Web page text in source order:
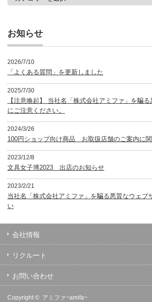
お知らせ
2026/7/10
「よくある質問」を更新しました
2025/7/30
【注意喚起】 当社名「株式会社アミファ」を騙
にご注意ください。
2024/3/26
100円ショップ向け商品 お取扱店舗のご案内に
2023/12/8
文具女子博2023 出店のお知らせ
2023/2/21
当社名「株式会社アミファ」を騙る悪質なウェブ
い
会社情報
リクルート
お問い合わせ
Copyright © アミファ~amifa~